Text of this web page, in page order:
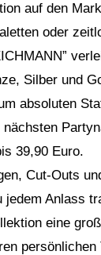
auf den
oder
Silber und
absoluten
39,90 Euro.
Cut-Outs
Anlass
eine